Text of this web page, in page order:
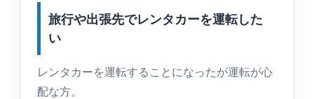
旅行や出張先でレンタカーを運転した
い
レンタカーを運転することになったが運転が心
配な方。